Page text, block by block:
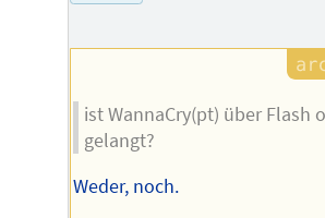
ist WannaCry(pt) über Flash
gelangt?
Weder, noch.